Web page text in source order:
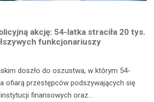
akcję: 54-latka straciła 20 tys.
funkcjonariuszy
doszło do oszustwa, w którym 54-
ofiarą przestępców podszywających się
finansowych oraz…